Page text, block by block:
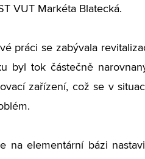
VUT Markéta Blatecká.
práci se zabývala
byl tok částečně
zařízení, což se v
na elementární bázi